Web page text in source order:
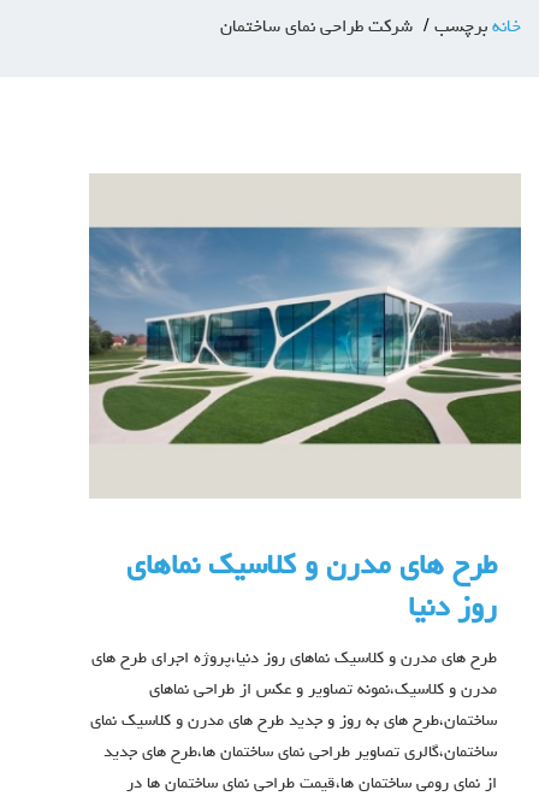
خانه برچسب شرکت طراحی نمای ساختمان
طرح های مدرن و کلاسیک نماهای
روز دنیا
طرح های مدرن و کلاسیک نماهای روز دنیا،پروژه اجرای طرح های
مدرن و کلاسیک،نمونه تصاویر و عکس از طراحی نماهای
ساختمان،طرح های به روز و جدید طرح های مدرن و کلاسیک نمای
ساختمان،گالری تصاویر طراحی نمای ساختمان ها،طرح های جدید
از نمای رومی ساختمان ها،قیمت طراحی نمای ساختمان ها در